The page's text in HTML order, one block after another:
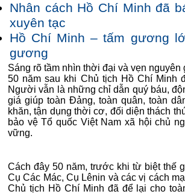
Nhân cách Hồ Chí Minh đã
xuyên tạc
Hồ Chí Minh – tấm gương
gương
Sáng rõ tầm nhìn thời đại và vẹn
50 năm sau khi Chủ tịch Hồ Chí Minh
Người vẫn là những chỉ dẫn quý báu,
giá giúp toàn Đảng, toàn quân, toàn
khăn, tận dụng thời cơ, đối diện thách
bảo vệ Tổ quốc Việt Nam xã hội chủ
vững.
Cách đây 50 năm, trước khi từ biệt thế
Cụ Các Mác, Cụ Lênin và các vị cách
Chủ tịch Hồ Chí Minh đã để lại cho